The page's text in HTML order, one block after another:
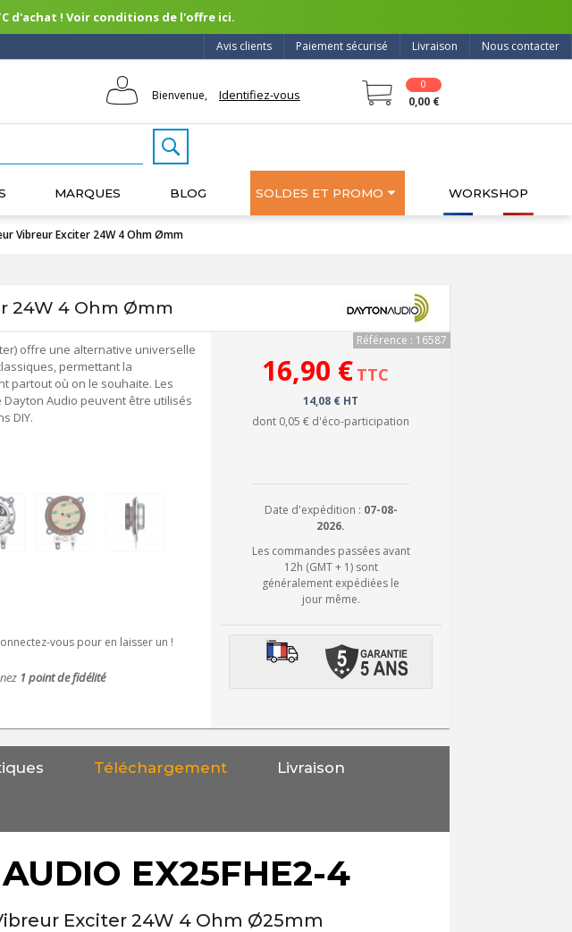
d'achat ! Voir conditions de l'offre ici.
Nous contacter
Livraison
Paiement sécurisé
Avis clients
Bienvenue, Identifiez-vous
0
0,00 €
MARQUES BLOG SOLDES ET PROMO WORKSHOP
Vibreur Exciter 24W 4 Ohm Ømm
24W 4 Ohm Ømm
offre une alternative universelle
permettant la
partout où on le souhaite. Les
Audio peuvent être utilisés
DIY.
vous pour en laisser un !
1 point de fidélité
Référence : 16587
16,90 € TTC
14,08 € HT
dont 0,05 € d'éco-participation
Date d'expédition : 07-08-
2026.
Les commandes passées avant
12h (GMT + 1) sont
généralement expédiées le
jour même.
Téléchargement Livraison
EX25FHE2-4
Exciter 24W 4 Ohm Ø25mm